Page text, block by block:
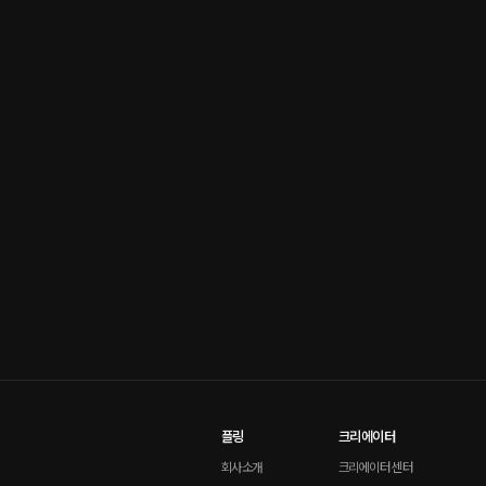
플링
회사소개
크리에이터
크리에이터 센터